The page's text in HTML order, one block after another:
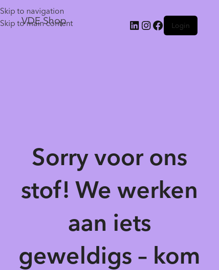
Skip to navigation
Skip to main content
VDE Shop Login
Sorry voor ons
stof! We werken
aan iets
geweldigs – kom